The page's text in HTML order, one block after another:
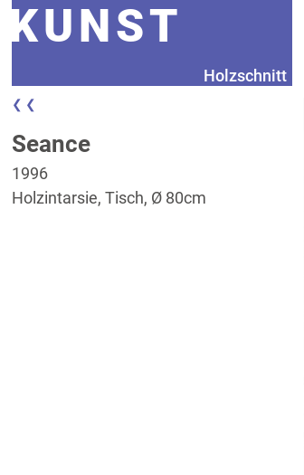
KUNST
Holzschnitt
❮ ❮
Seance
1996
Holzintarsie, Tisch, Ø 80cm